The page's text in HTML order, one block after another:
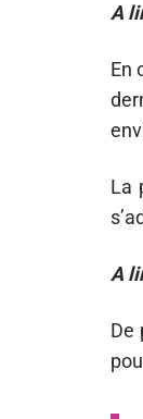
A
En
La
A
De